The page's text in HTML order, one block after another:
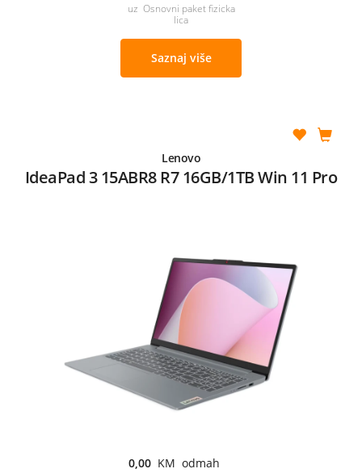
uz Osnovni paket fizicka
lica
Saznaj više
Lenovo
IdeaPad 3 15ABR8 R7 16GB/1TB Win 11 Pro
0,00 KM odmah